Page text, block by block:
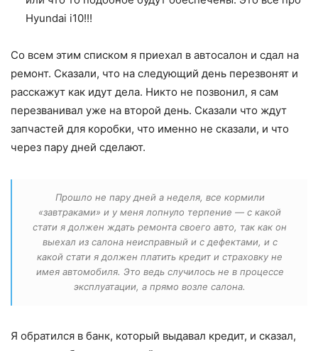
Hyundai i10!!!
Со всем этим списком я приехал в автосалон и сдал на
ремонт. Сказали, что на следующий день перезвонят и
расскажут как идут дела. Никто не позвонил, я сам
перезванивал уже на второй день. Сказали что ждут
запчастей для коробки, что именно не сказали, и что
через пару дней сделают.
Прошло не пару дней а неделя, все кормили
«завтраками» и у меня лопнуло терпение — с какой
стати я должен ждать ремонта своего авто, так как он
выехал из салона неисправный и с дефектами, и с
какой стати я должен платить кредит и страховку не
имея автомобиля. Это ведь случилось не в процессе
эксплуатации, а прямо возле салона.
Я обратился в банк, который выдавал кредит, и сказал,